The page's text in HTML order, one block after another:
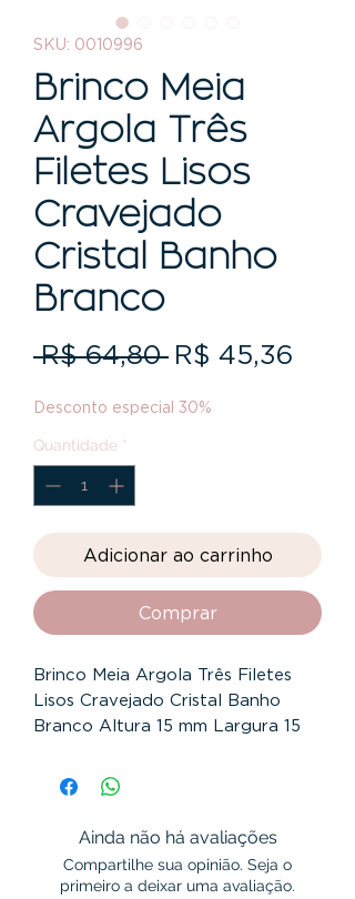
SKU: 0010996
Brinco Meia
Argola Três
Filetes Lisos
Cravejado
Cristal Banho
Branco
R$ 64,80 Preço
R$ 45,36
Desconto especial 30%
Quantidade *
Adicionar ao carrinho
Comprar
Brinco Meia Argola Três Filetes
Lisos Cravejado Cristal Banho
Branco Altura 15 mm Largura 15
Banho Branco
Garantia 12 Meses
Ainda não há avaliações
Compartilhe sua opinião. Seja o
primeiro a deixar uma avaliação.